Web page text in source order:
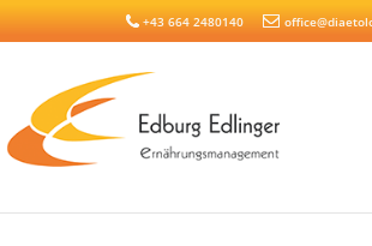
+43 664 2480140